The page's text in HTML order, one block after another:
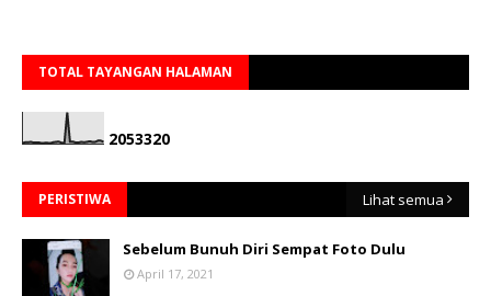
TOTAL TAYANGAN HALAMAN
2053320
PERISTIWA Lihat semua
Sebelum Bunuh Diri Sempat Foto Dulu
April 17, 2021